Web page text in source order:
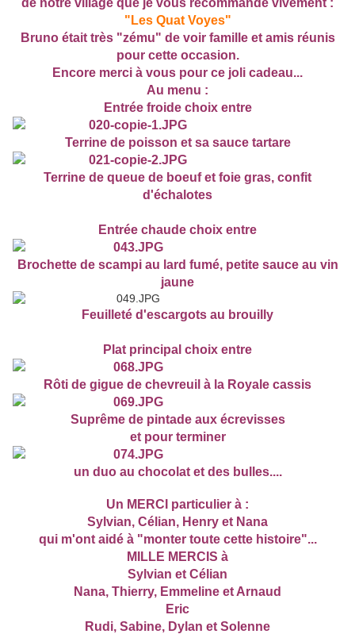
de notre village que je vous recommande vivement :
"Les Quat Voyes"
Bruno était très "zému" de voir famille et amis réunis
pour cette occasion.
Encore merci à vous pour ce joli cadeau...
Au menu :
Entrée froide choix entre
Terrine de poisson et sa sauce tartare
Terrine de queue de boeuf et foie gras, confit
d'échalotes
Entrée chaude choix entre
Brochette de scampi au lard fumé, petite sauce au vin
jaune
Feuilleté d'escargots au brouilly
Plat principal choix entre
Rôti de gigue de chevreuil à la Royale cassis
Suprême de pintade aux écrevisses
et pour terminer
un duo au chocolat et des bulles....
Un MERCI particulier à :
Sylvian, Célian, Henry et Nana
qui m'ont aidé à "monter toute cette histoire"...
MILLE MERCIS à
Sylvian et Célian
Nana, Thierry, Emmeline et Arnaud
Eric
Rudi, Sabine, Dylan et Solenne